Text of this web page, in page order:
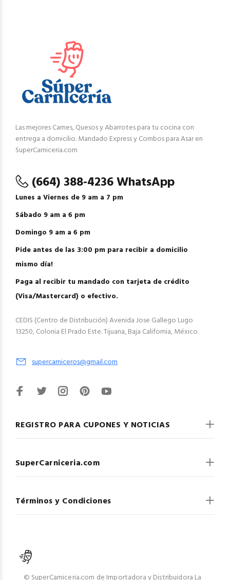
Las mejores Carnes, Quesos y Abarrotes para tu cocina con
entrega a domicilio. Mandado Express y Combos para Asar en
SuperCarniceria.com
(664) 388-4236 WhatsApp
Lunes a Viernes de 9 am a 7 pm
Sábado 9 am a 6 pm
Domingo 9 am a 6 pm
Pide antes de las 3:00 pm para recibir a domicilio
mismo día!
Paga al recibir tu mandado con tarjeta de crédito
(Visa/Mastercard) o efectivo.
CEDIS (Centro de Distribución) Avenida Jose Gallego Lugo
13250, Colonia El Prado Este. Tijuana, Baja California, México.
supercarniceros@gmail.com
REGISTRO PARA CUPONES Y NOTICIAS
SuperCarniceria.com
Términos y Condiciones